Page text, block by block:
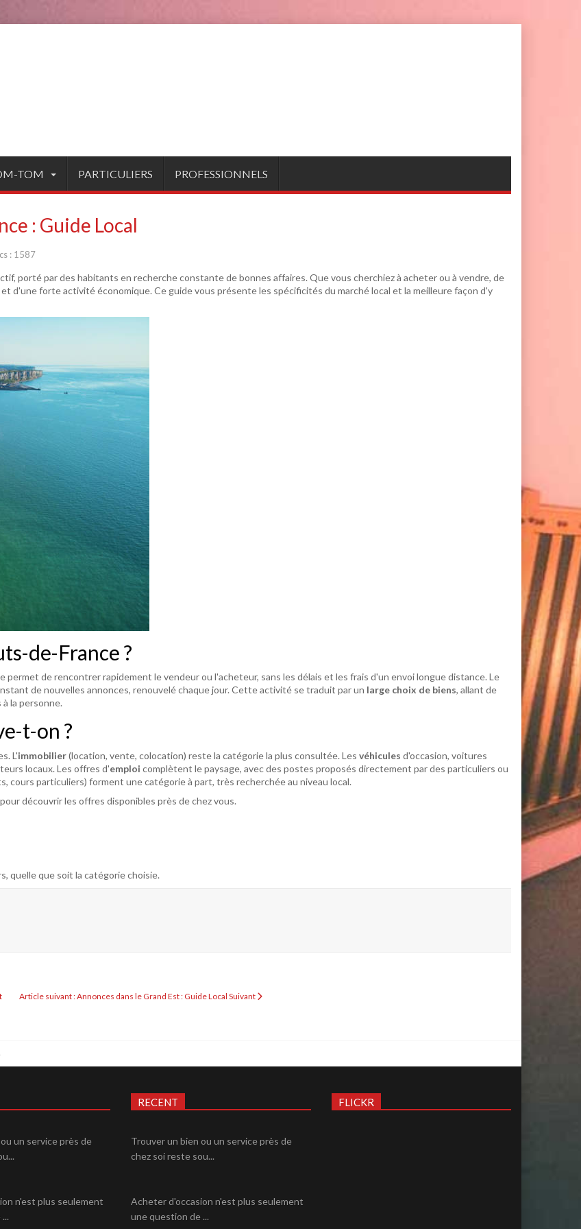
TOM PARTICULIERS PROFESSIONNELS
: Guide Local
: 1587
porté par des habitants en recherche constante de bonnes affaires. Que vous cherchiez à acheter ou à vendre, de
d'une forte activité économique. Ce guide vous présente les spécificités du marché local et la meilleure façon d'y
de-France ?
permet de rencontrer rapidement le vendeur ou l'acheteur, sans les délais et les frais d'un envoi longue distance. Le
de nouvelles annonces, renouvelé chaque jour. Cette activité se traduit par un large choix de biens, allant de
la personne.
t-on ?
L'immobilier(location, vente, colocation) reste la catégorie la plus consultée. Les véhicules d'occasion, voitures
locaux. Les offres d'emploi complètent le paysage, avec des postes proposés directement par des particuliers ou
cours particuliers) forment une catégorie à part, très recherchée au niveau local.
pour découvrir les offres disponibles près de chez vous.
quelle que soit la catégorie choisie.
Article suivant : Annonces dans le Grand Est : Guide Local Suivant
un service près de
n'est plus seulement
RECENT
Trouver un bien ou un service près de
chez soi reste sou...
Acheter d'occasion n'est plus seulement
une question de ...
FLICKR